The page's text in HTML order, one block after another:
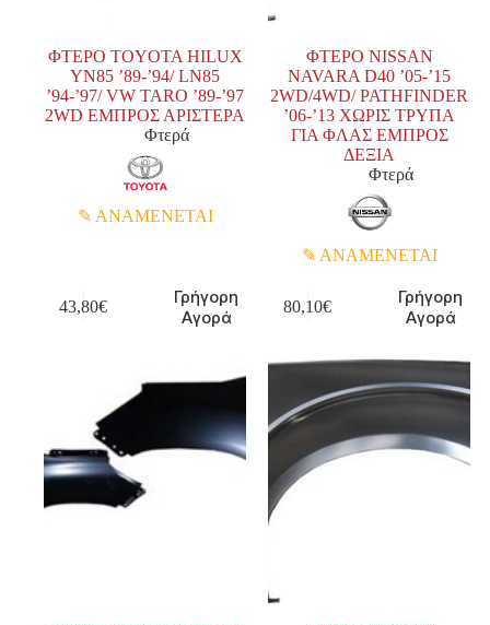
ΦΤΕΡΟ TOYOTA HILUX
YN85 ’89-’94/ LN85
’94-’97/ VW TARO ’89-’97
2WD ΕΜΠΡΟΣ ΑΡΙΣΤΕΡΑ
Φτερά
ΑΝΑΜΕΝΕΤΑΙ
43,80€
Γρήγορη
Αγορά
ΦΤΕΡΟ NISSAN
NAVARA D40 ’05-’15
2WD/4WD/ PATHFINDER
’06-’13 ΧΩΡΙΣ ΤΡΥΠΑ
ΓΙΑ ΦΛΑΣ ΕΜΠΡΟΣ
ΔΕΞΙΑ
Φτερά
ΑΝΑΜΕΝΕΤΑΙ
80,10€
Γρήγορη
Αγορά